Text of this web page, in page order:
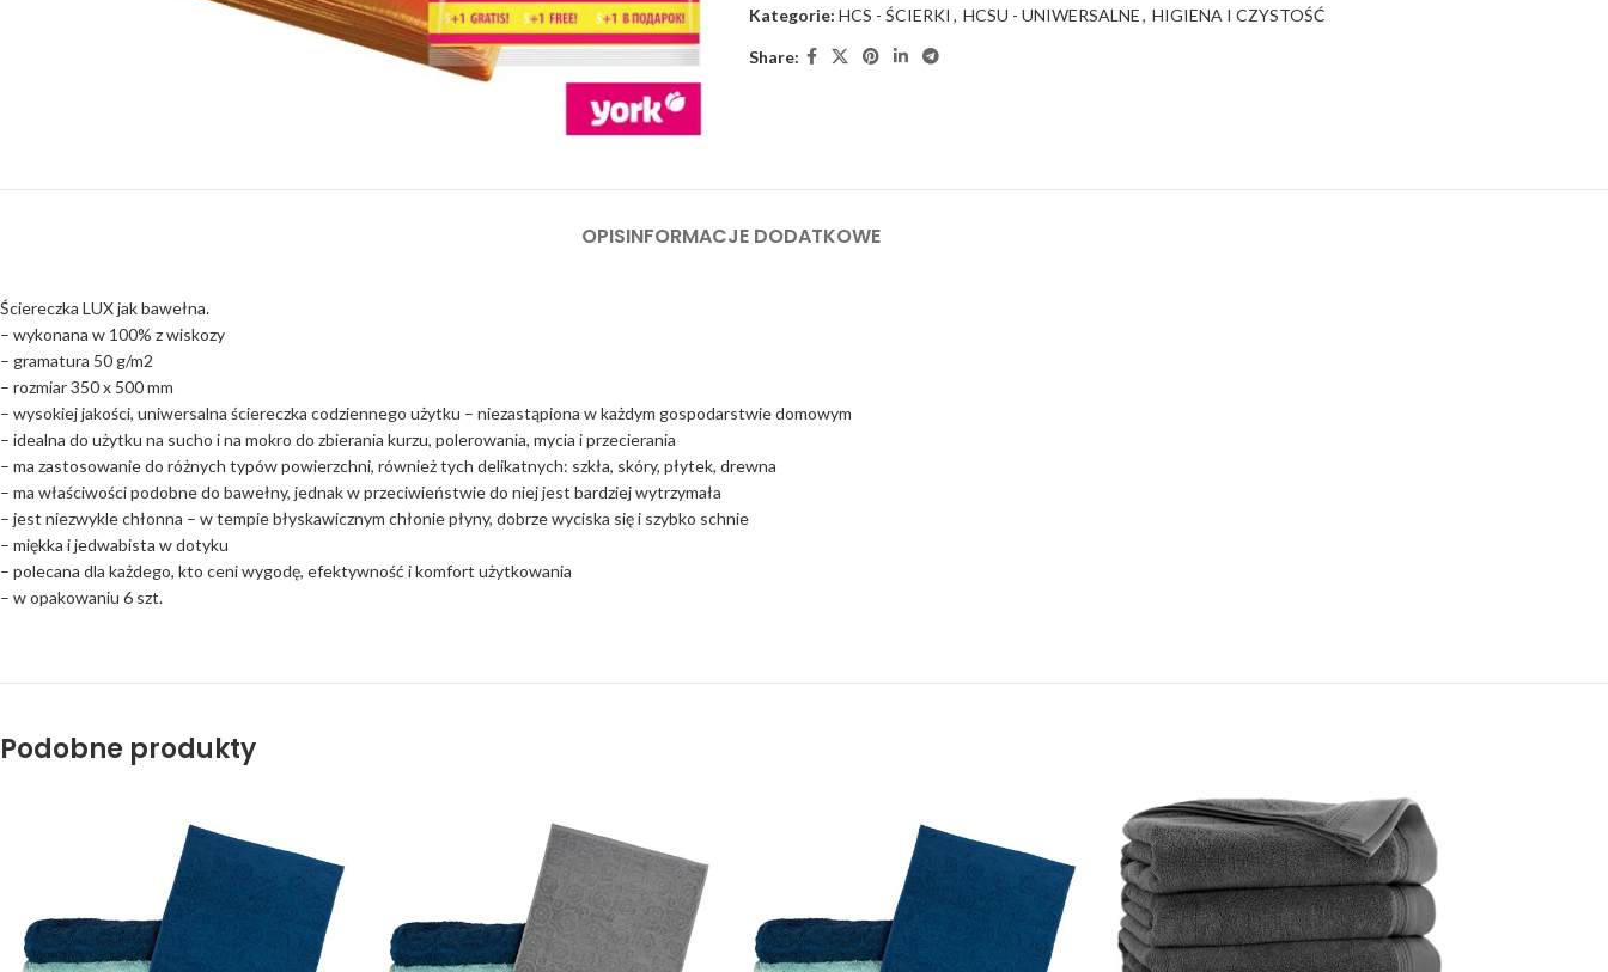
Kategorie: HCS - ŚCIERKI , HCSU - UNIWERSALNE, HIGIENA I CZYSTOŚĆ
Share:
OPISINFORMACJE DODATKOWE
Ściereczka LUX jak bawełna.
– wykonana w 100% z wiskozy
– gramatura 50 g/m2
– rozmiar 350 x 500 mm
– wysokiej jakości, uniwersalna ściereczka codziennego użytku – niezastąpiona w każdym gospodarstwie domowym
– idealna do użytku na sucho i na mokro do zbierania kurzu, polerowania, mycia i przecierania
– ma zastosowanie do różnych typów powierzchni, również tych delikatnych: szkła, skóry, płytek, drewna
– ma właściwości podobne do bawełny, jednak w przeciwieństwie do niej jest bardziej wytrzymała
– jest niezwykle chłonna – w tempie błyskawicznym chłonie płyny, dobrze wyciska się i szybko schnie
– miękka i jedwabista w dotyku
– polecana dla każdego, kto ceni wygodę, efektywność i komfort użytkowania
– w opakowaniu 6 szt.
Podobne produkty